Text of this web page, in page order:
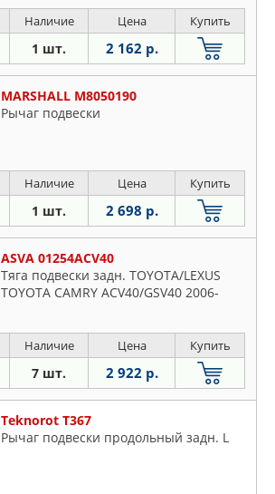
Наличие Цена Купить
1 шт. 2 162 р.
MARSHALL M8050190
Рычаг подвески
Наличие Цена Купить
1 шт. 2 698 р.
ASVA 01254ACV40
Тяга подвески задн. TOYOTA/LEXUS
TOYOTA CAMRY ACV40/GSV40 2006-
Наличие Цена Купить
7 шт. 2 922 р.
Teknorot T367
Рычаг подвески продольный задн. L